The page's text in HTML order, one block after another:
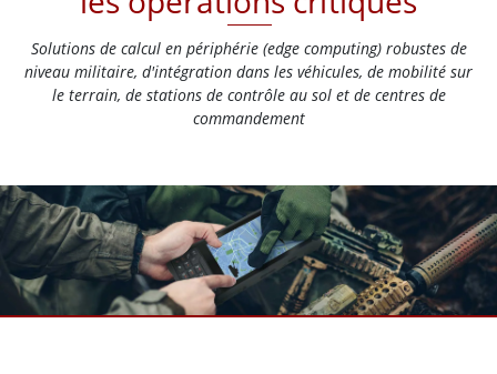
Solutions de calcul en périphérie (edge computing) robustes de
niveau militaire, d'intégration dans les véhicules, de mobilité sur
le terrain, de stations de contrôle au sol et de centres de
commandement